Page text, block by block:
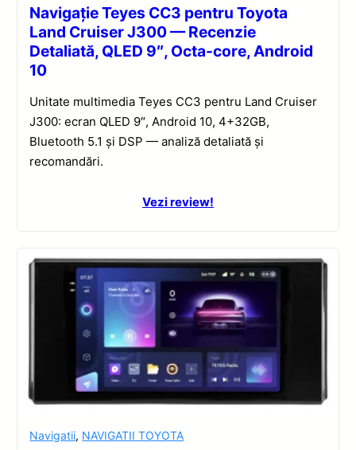
Navigație Teyes CC3 pentru Toyota
Land Cruiser J300 — Recenzie
Detaliată, QLED 9″, Octa-core, Android
10
Unitate multimedia Teyes CC3 pentru Land Cruiser
J300: ecran QLED 9″, Android 10, 4+32GB,
Bluetooth 5.1 și DSP — analiză detaliată și
recomandări.
Vezi review!
Navigatii, NAVIGATII TOYOTA